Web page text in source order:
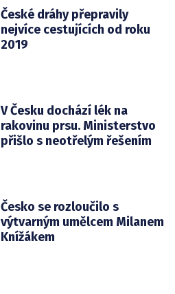
České dráhy přepravily
nejvíce cestujících od roku
2019
V Česku dochází lék na
rakovinu prsu. Ministerstvo
přišlo s neotřelým řešením
Česko se rozloučilo s
výtvarným umělcem Milanem
Knížákem